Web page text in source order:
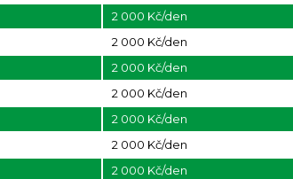
2 000 Kč/den
2 000 Kč/den
2 000 Kč/den
2 000 Kč/den
2 000 Kč/den
2 000 Kč/den
2 000 Kč/den